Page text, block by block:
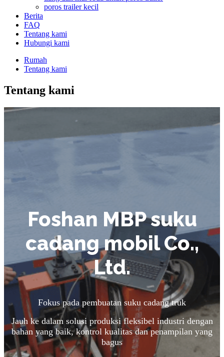
poros trailer kecil
Berita
FAQ
Tentang kami
Hubungi kami
Rumah
Tentang kami
Tentang kami
Foshan MBP suku
cadang mobil Co.,
Ltd.
Fokus pada pembuatan suku cadang truk
Jauh ke dalam solusi produksi fleksibel industri dengan
bahan yang baik, kontrol kualitas dan penampilan yang
bagus